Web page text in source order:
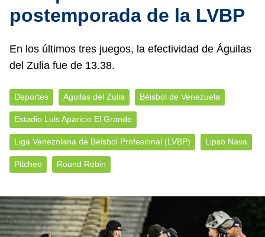
postemporada de la LVBP
En los últimos tres juegos, la efectividad de Águilas
del Zulia fue de 13.38.
Deportes Aguilas del Zulia Béisbol de Venezuela
Estadio Luis Aparicio El Grande
Liga Venezolana de Beisbol Profesional (LVBP) Lipso Nava
Pitcheo Round Robin